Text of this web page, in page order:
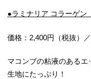
●ラミナリア コラーゲ
価格：2,400円（税抜）
マコンブの粘液のある
生地にたっぷり！